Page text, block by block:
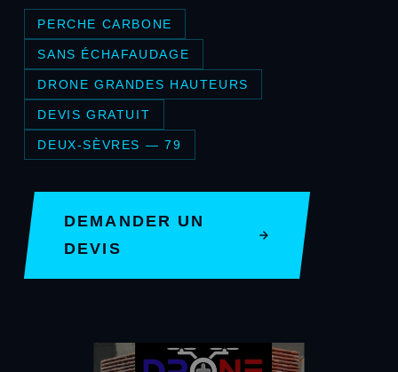
PERCHE CARBONE
SANS ÉCHAFAUDAGE
DRONE GRANDES HAUTEURS
DEVIS GRATUIT
DEUX-SÈVRES — 79
DEMANDER UN
DEVIS